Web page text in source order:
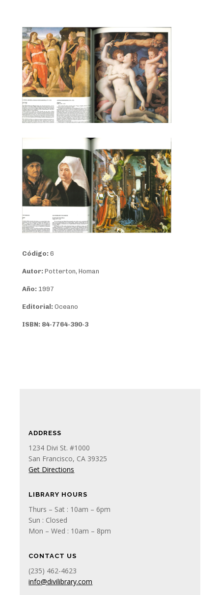
Código: 6
Autor: Potterton, Homan
Año: 1997
Editorial: Oceano
ISBN:84-7764-390-3
ADDRESS
1234 Divi St. #1000
San Francisco, CA 39325
Get Directions
LIBRARY HOURS
Thurs – Sat : 10am – 6pm
Sun : Closed
Mon – Wed : 10am – 8pm
CONTACT US
(235) 462-4623
info@divilibrary.com